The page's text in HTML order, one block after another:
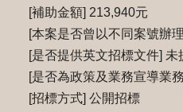
[補助金額] 213,940元
[本案是否曾以不同案號辦
[是否提供英文招標文件] 未
[是否為政策及業務宣導業
[招標方式] 公開招標